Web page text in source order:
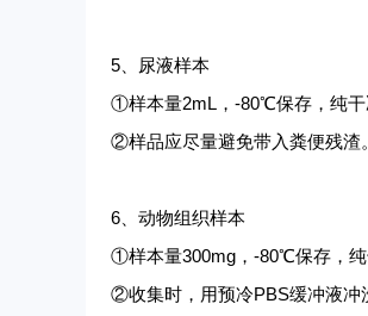
5、尿液样本
①样本量2mL，-80℃保存，纯干
②样品应尽量避免带入粪便残渣。
6、动物组织样本
①样本量300mg，-80℃保存，纯
②收集时，用预冷PBS缓冲液冲